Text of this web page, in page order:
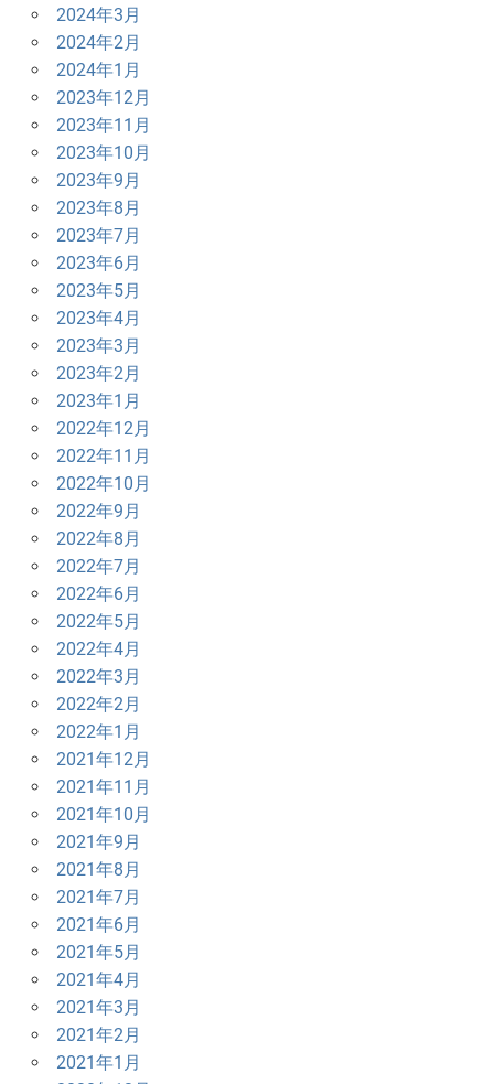
2024年3月
2024年2月
2024年1月
2023年12月
2023年11月
2023年10月
2023年9月
2023年8月
2023年7月
2023年6月
2023年5月
2023年4月
2023年3月
2023年2月
2023年1月
2022年12月
2022年11月
2022年10月
2022年9月
2022年8月
2022年7月
2022年6月
2022年5月
2022年4月
2022年3月
2022年2月
2022年1月
2021年12月
2021年11月
2021年10月
2021年9月
2021年8月
2021年7月
2021年6月
2021年5月
2021年4月
2021年3月
2021年2月
2021年1月